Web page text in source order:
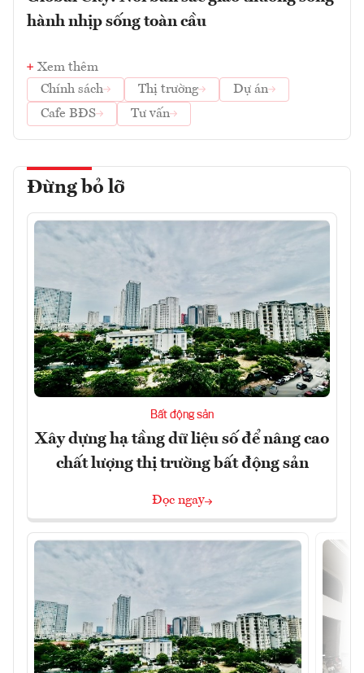
hành nhịp sống toàn cầu
Xem thêm
Chính sách
Thị trường
Dự án
Cafe BĐS
Tư vấn
Đừng bỏ lỡ
Bất động sản
Xây dựng hạ tầng dữ liệu số để nâng cao
chất lượng thị trường bất động sản
Đọc ngay